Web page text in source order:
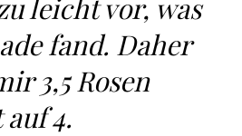
leicht vor, was
fand. Daher
3,5 Rosen
4.